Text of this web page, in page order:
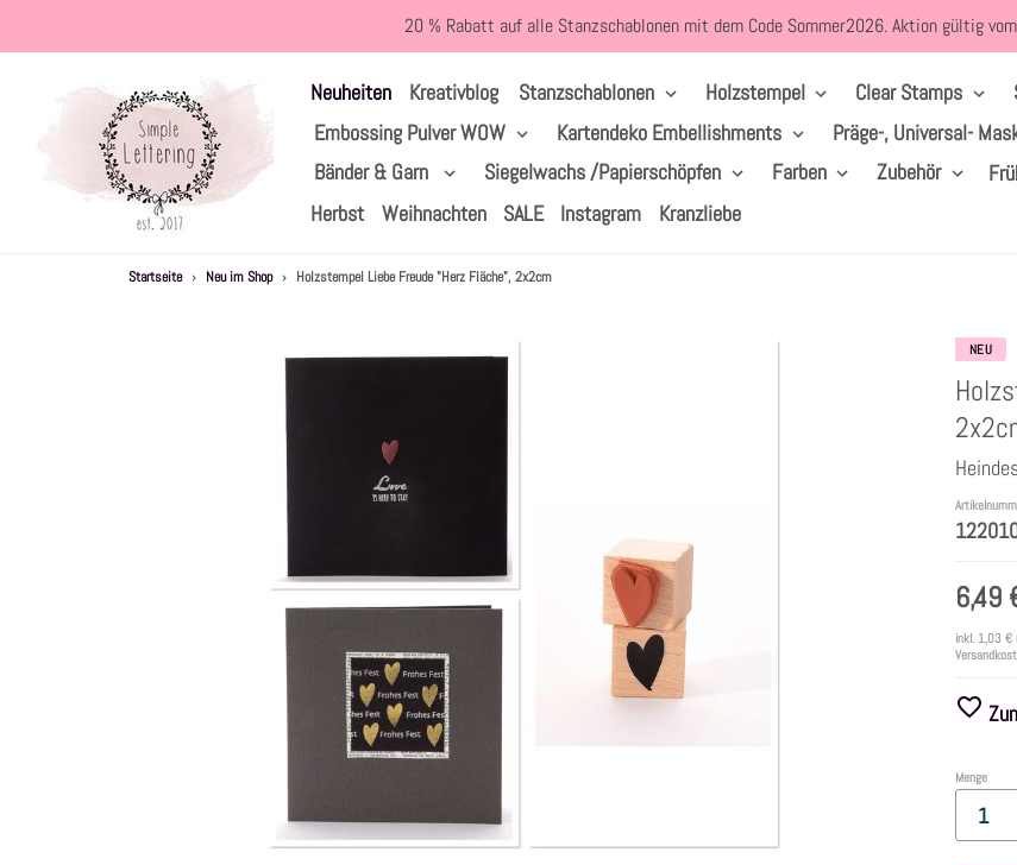
zum
20 % Rabatt auf alle Stanzschablonen mit dem Code Sommer2026. Aktion gültig
Neuheiten Kreativblog Stanzschablonen Holzstempel Clear Stamps
Embossing Pulver WOW
Kartendeko Embellishments Präge-, Universal-
Bänder & Garn
Siegelwachs /Papierschöpfen Farben Zubehör
Herbst
Weihnachten SALE Instagram Kranzliebe
Startseite › Neu im Shop › Holzstempel Liebe Freude "Herz Fläche", 2x2cm
NEU
6,49
inkl. 1,03 €
Menge